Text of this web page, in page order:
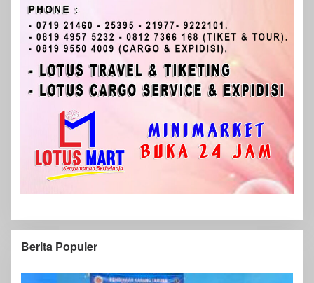
Berita Populer